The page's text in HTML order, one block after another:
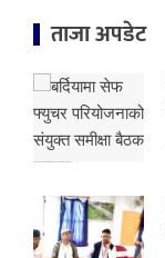
ताजा अपडेट